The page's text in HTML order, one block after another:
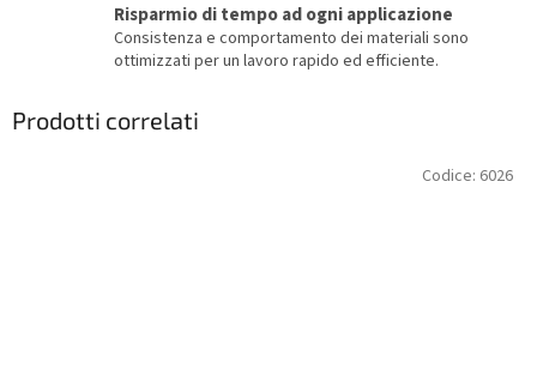
Risparmio di tempo ad ogni applicazione
Consistenza e comportamento dei materiali sono
ottimizzati per un lavoro rapido ed efficiente.
Prodotti correlati
Codice: 6026